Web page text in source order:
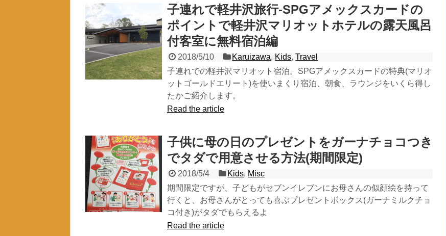
子連れで軽井沢旅行-SPGアメックスカードの
ポイントで軽井沢マリオットホテルの露天風呂
付客室に無料宿泊編
2018/5/10 Karuizawa, Kids,Travel
子連れでの軽井沢マリオット宿泊。SPGアメックスカードの特典(マリオ
ットゴールドエリート)を使いまくり宿泊、朝食、ラウンジをいくら得し
たかご紹介します。
Read the article
子供に母の日のプレゼントをガーナチョコつき
でタダで用意させる方法(期間限定)
2018/5/4 Kids, Misc
期間限定ですが、子どもがセブンイレブンにお母さんの似顔絵を持って
行くと、お母さんがとっても喜ぶプレゼントボックス(ガーナミルクチョ
コ付き)がタダでもらえるよ
Read the article